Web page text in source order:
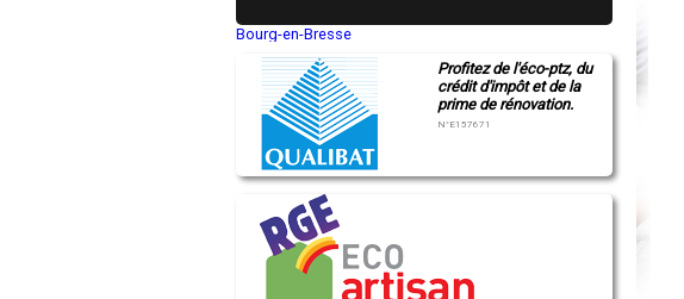
Bourg-en-Bresse
Montluçon
Manosque
Gap
Charleville-Mézières
Pamiers
Narbonne
Rodez
Marseille
Caen
Profitez de l'éco-ptz, du
crédit d'impôt et de la
prime de rénovation.
N°E157671